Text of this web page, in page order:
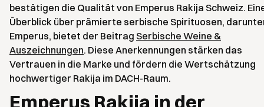
bestätigen die Qualität von Emperus Rakija Schweiz.
Überblick über prämierte serbische Spirituosen,
Emperus, bietet der Beitrag Serbische Weine &
Auszeichnungen. Diese Anerkennungen stärken das
Vertrauen in die Marke und fördern die Wertschätzung
hochwertiger Rakija im DACH-Raum.
Emperus Rakija in der